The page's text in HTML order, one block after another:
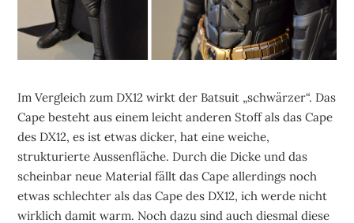
Im Vergleich zum DX12 wirkt der Batsuit „schwärzer“. Das
Cape besteht aus einem leicht anderen Stoff als das Cape
des DX12, es ist etwas dicker, hat eine weiche,
strukturierte Aussenfläche. Durch die Dicke und das
scheinbar neue Material fällt das Cape allerdings noch
etwas schlechter als das Cape des DX12, ich werde nicht
wirklich damit warm. Noch dazu sind auch diesmal diese